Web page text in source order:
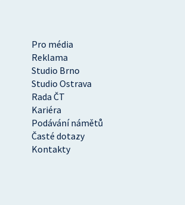
Pro média
Reklama
Studio Brno
Studio Ostrava
Rada ČT
Kariéra
Podávání námětů
Časté dotazy
Kontakty